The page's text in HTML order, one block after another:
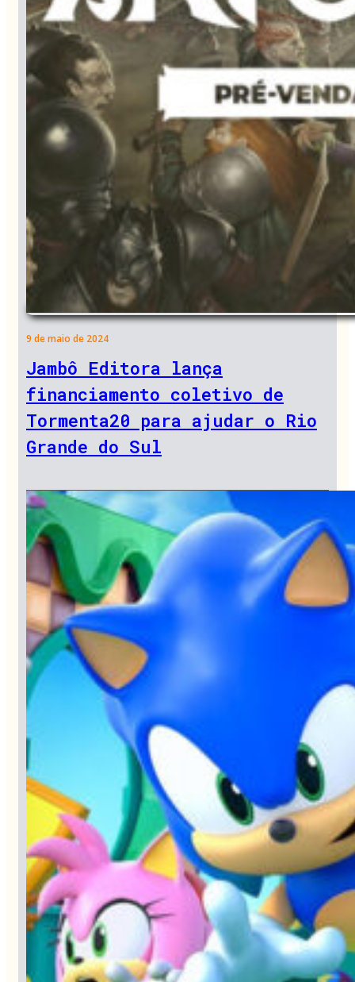
9 de maio de 2024
Jambô Editora lança
financiamento coletivo de
Tormenta20 para ajudar o Rio
Grande do Sul